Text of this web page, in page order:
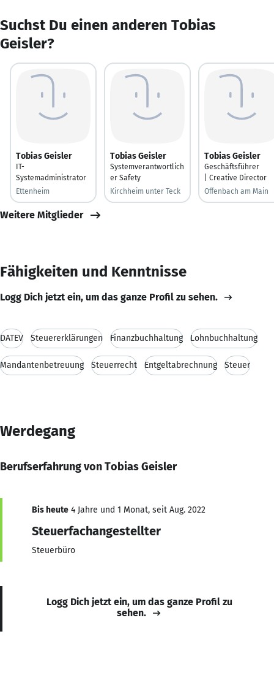
Suchst Du einen anderen Tobias
Geisler?
Tobias Geisler
IT-
Systemadministrator
Ettenheim
Tobias Geisler
Systemverantwortlich
er Safety
Kirchheim unter Teck
Tobias Geisler
Geschäftsführer
| Creative Director
Offenbach am Main
Weitere Mitglieder
Fähigkeiten und Kenntnisse
Logg Dich jetzt ein, um das ganze Profil zu sehen.
DATEV Steuererklärungen Finanzbuchhaltung Lohnbuchhaltung
Mandantenbetreuung Steuerrecht Entgeltabrechnung Steuer
Werdegang
Berufserfahrung von Tobias Geisler
Bis heute 4 Jahre und 1 Monat, seit Aug. 2022
Steuerfachangestellter
Steuerbüro
Logg Dich jetzt ein, um das ganze Profil zu
sehen.